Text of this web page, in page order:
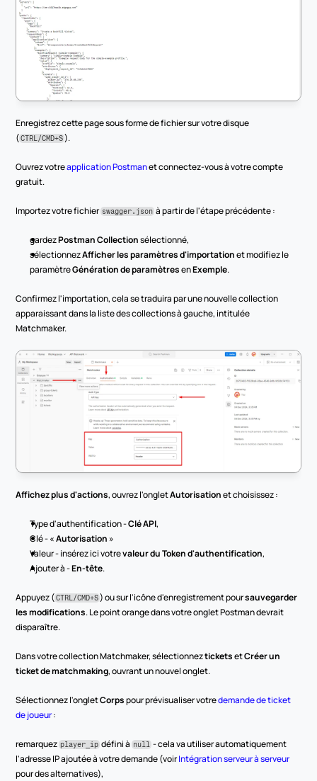
Enregistrez cette page sous forme de fichier sur votre disque
(CTRL/CMD+S ).
Ouvrez votre application Postman et connectez-vous à votre compte
gratuit.
Importez votre fichier swagger.json à partir de l'étape précédente :
gardez Postman Collection sélectionné,
sélectionnez Afficher les paramètres d'importation et modifiez le
paramètre Génération de paramètres en Exemple.
Confirmez l'importation, cela se traduira par une nouvelle collection
apparaissant dans la liste des collections à gauche, intitulée
Matchmaker.
Affichez plus d'actions, ouvrez l'onglet Autorisation et choisissez :
Type d'authentification - Clé API,
Clé - « Autorisation »
Valeur - insérez ici votre valeur du Token d'authentification,
Ajouter à - En-tête.
Appuyez (CTRL/CMD+S ) ou sur l'icône d'enregistrement pour sauvegarder
les modifications. Le point orange dans votre onglet Postman devrait
disparaître.
Dans votre collection Matchmaker, sélectionnez tickets et Créer un
ticket de matchmaking, ouvrant un nouvel onglet.
Sélectionnez l'onglet Corps pour prévisualiser votre demande de ticket
de joueur :
remarquez player_ip défini à null
- cela va utiliser automatiquement
l'adresse IP ajoutée à votre demande (voir Intégration serveur à serveur
pour des alternatives),